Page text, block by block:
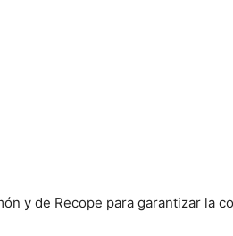
y de Recope para garantizar la